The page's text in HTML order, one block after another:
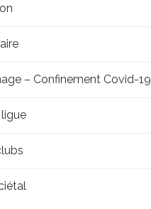
– Confinement Covid-19